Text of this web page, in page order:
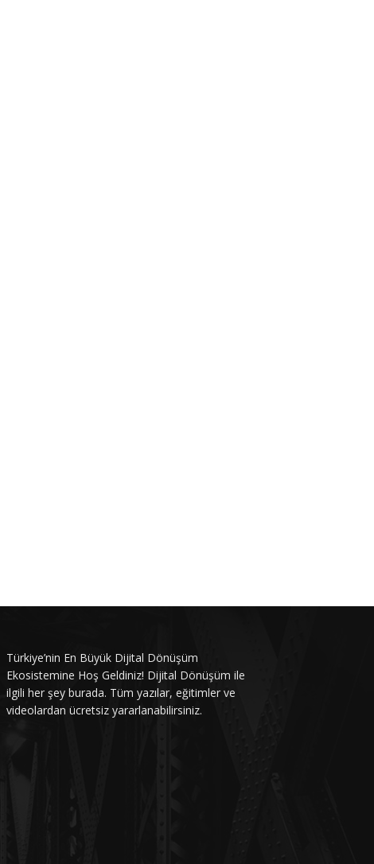
Türkiye’nin En Büyük Dijital Dönüşüm
Ekosistemine Hoş Geldiniz! Dijital Dönüşüm ile
ilgili her şey burada. Tüm yazılar, eğitimler ve
videolardan ücretsiz yararlanabilirsiniz.